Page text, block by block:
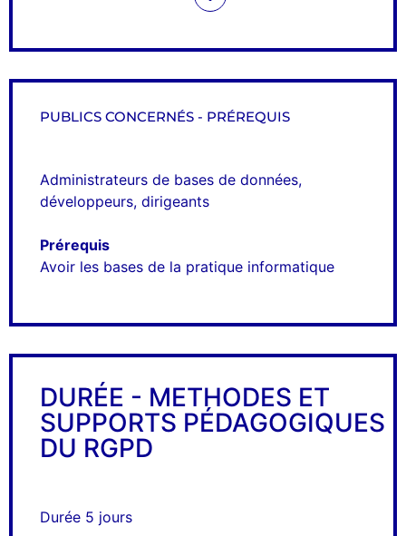
PUBLICS CONCERNÉS - PRÉREQUIS
Administrateurs de bases de données,
développeurs, dirigeants
Prérequis
Avoir les bases de la pratique informatique
DURÉE - METHODES ET
SUPPORTS PÉDAGOGIQUES
DU RGPD
Durée 5 jours